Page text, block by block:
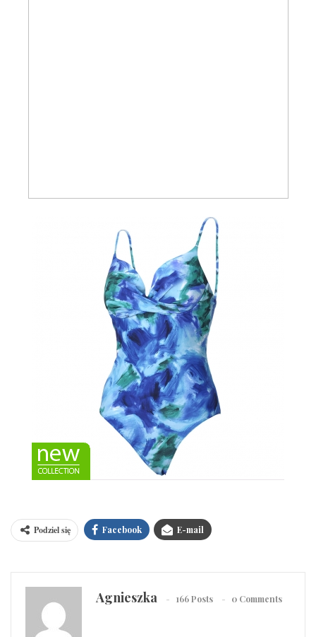
Podziel się Facebook E-mail
Agnieszka 166 Posts 0 Comments